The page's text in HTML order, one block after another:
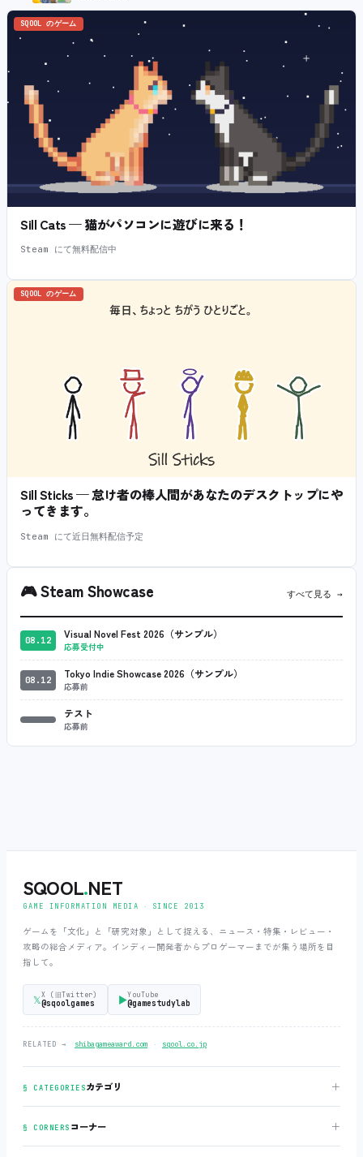
SQOOL のゲーム
Sill Cats — 猫がパソコンに遊びに来る！
Steam にて無料配信中
SQOOL のゲーム
Sill Sticks — 怠け者の棒人間があなたのデスクトップにや
ってきます。
Steam にて近日無料配信予定
🎮Steam Showcase すべて見る →
08.12 Visual Novel Fest 2026（サンプル）
応募受付中
08.12 Tokyo Indie Showcase 2026（サンプル）
応募前
テスト
応募前
SQOOL.NET
GAME INFORMATION MEDIA ‧ SINCE 2013
ゲームを「文化」と「研究対象」として捉える、ニュース・特集・レビュー・
攻略の総合メディア。インディー開発者からプロゲーマーまでが集う場所を目
指して。
𝕏X (旧Twitter)
@sqoolgames ▶YouTube
@gamestudylab
RELATED → shibagameaward.com ‧ sqool.co.jp
§ CATEGORIESカテゴリ ＋
§ CORNERS コーナー ＋